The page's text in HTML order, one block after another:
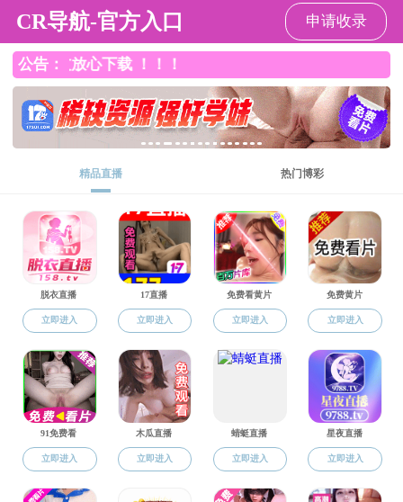
中文av
当前位置： 中文av > 科学研究 > 学术动态
科学研究
学术动态
共0条 上页 下页